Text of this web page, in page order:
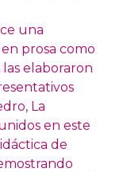
una
prosa como
elaboraron
La
en este
de